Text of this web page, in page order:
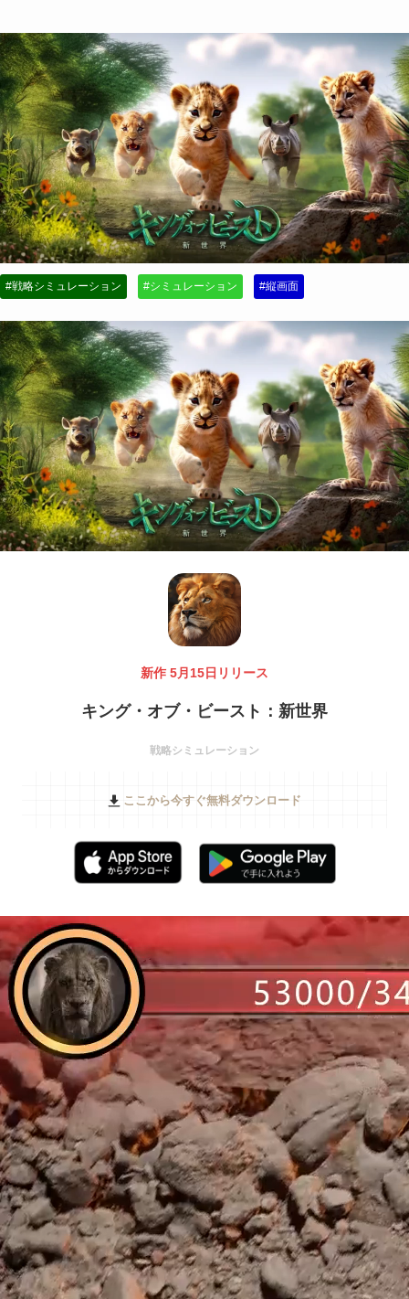
#戦略シミュレーション #シミュレーション #縦画面
新作 5月15日リリース
キング・オブ・ビースト：新世界
戦略シミュレーション
ここから今すぐ無料ダウンロード